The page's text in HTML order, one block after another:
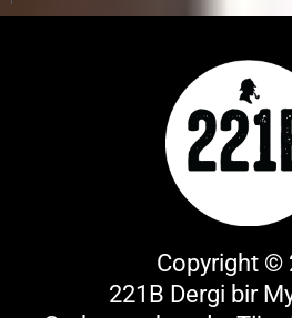
Copyright ©
221B Dergi bir